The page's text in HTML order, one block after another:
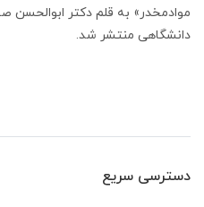
موادمخدر» به قلم دکتر ابوالحسن
دانشگاهی منتشر شد.
دسترسی سریع